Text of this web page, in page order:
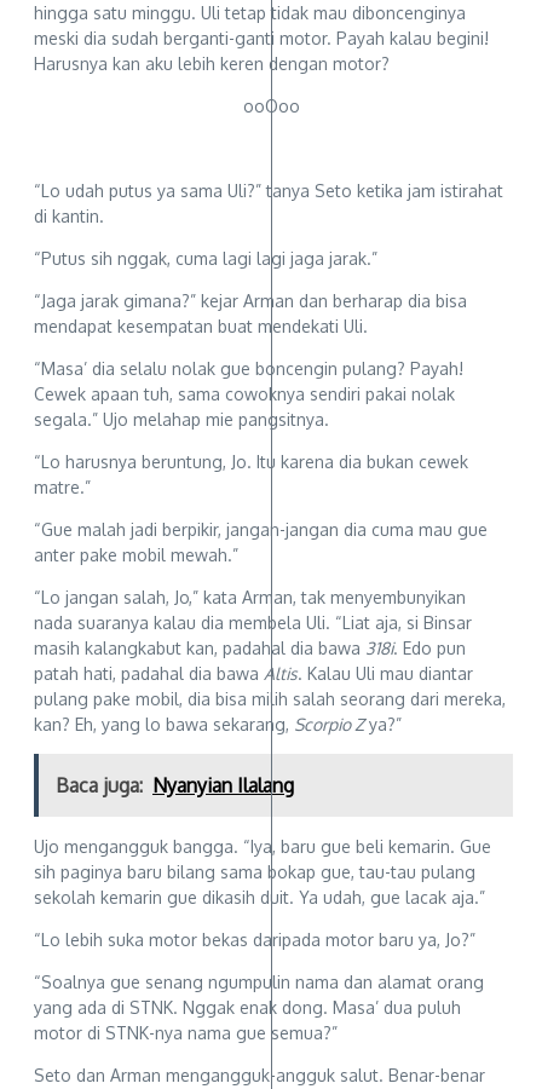
hingga satu minggu. Uli tetap tidak mau diboncenginya
meski dia sudah berganti-ganti motor. Payah kalau begini!
Harusnya kan aku lebih keren dengan motor?
ooOoo
“Lo udah putus ya sama Uli?” tanya Seto ketika jam istirahat
di kantin.
“Putus sih nggak, cuma lagi lagi jaga jarak.”
“Jaga jarak gimana?” kejar Arman dan berharap dia bisa
mendapat kesempatan buat mendekati Uli.
“Masa’ dia selalu nolak gue boncengin pulang? Payah!
Cewek apaan tuh, sama cowoknya sendiri pakai nolak
segala.” Ujo melahap mie pangsitnya.
“Lo harusnya beruntung, Jo. Itu karena dia bukan cewek
matre.”
“Gue malah jadi berpikir, jangan-jangan dia cuma mau gue
anter pake mobil mewah.”
“Lo jangan salah, Jo,” kata Arman, tak menyembunyikan
nada suaranya kalau dia membela Uli. “Liat aja, si Binsar
masih kalangkabut kan, padahal dia bawa 318i. Edo pun
patah hati, padahal dia bawa Altis. Kalau Uli mau diantar
pulang pake mobil, dia bisa milih salah seorang dari mereka,
kan? Eh, yang lo bawa sekarang, Scorpio Zya?”
Baca juga: Nyanyian Ilalang
Ujo mengangguk bangga. “Iya, baru gue beli kemarin. Gue
sih paginya baru bilang sama bokap gue, tau-tau pulang
sekolah kemarin gue dikasih duit. Ya udah, gue lacak aja.”
“Lo lebih suka motor bekas daripada motor baru ya, Jo?”
“Soalnya gue senang ngumpulin nama dan alamat orang
yang ada di STNK. Nggak enak dong. Masa’ dua puluh
motor di STNK-nya nama gue semua?”
Seto dan Arman mengangguk-angguk salut. Benar-benar